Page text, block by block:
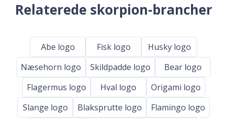
Relaterede skorpion-brancher
Abe logo Fisk logo
Husky logo
Næsehorn logo
Skildpadde logo
Bear logo
Flagermus logo
Hval logo
Origami logo
Slange logo
Blaksprutte logo
Flamingo logo